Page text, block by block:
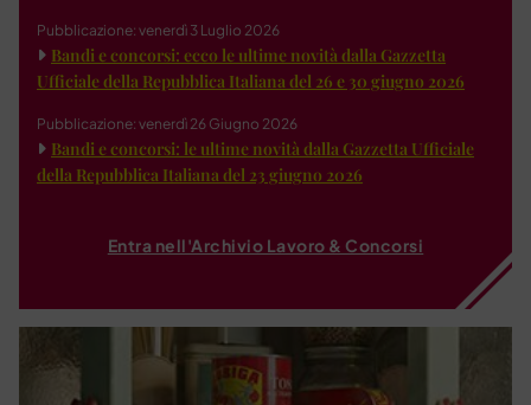
Pubblicazione: venerdì 3 Luglio 2026
Bandi e concorsi: ecco le ultime novità dalla Gazzetta
Ufficiale della Repubblica Italiana del 26 e 30 giugno 2026
Pubblicazione: venerdì 26 Giugno 2026
Bandi e concorsi: le ultime novità dalla Gazzetta Ufficiale
della Repubblica Italiana del 23 giugno 2026
Entra nell'Archivio Lavoro & Concorsi